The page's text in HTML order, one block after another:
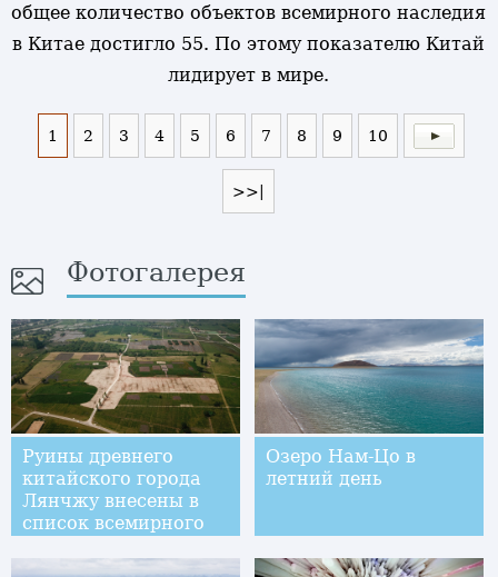
общее количество объектов всемирного наследия
в Китае достигло 55. По этому показателю Китай
лидирует в мире.
1 2 3 4 5 6 7 8 9 10
>>|
Фотогалерея
Руины древнего
китайского города
Лянчжу внесены в
список всемирного
Озеро Нам-Цо в
летний день